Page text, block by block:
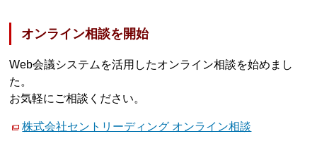
オンライン相談を開始
Web会議システムを活用したオンライン相談を始めまし
た。
お気軽にご相談ください。
株式会社セントリーディング オンライン相談